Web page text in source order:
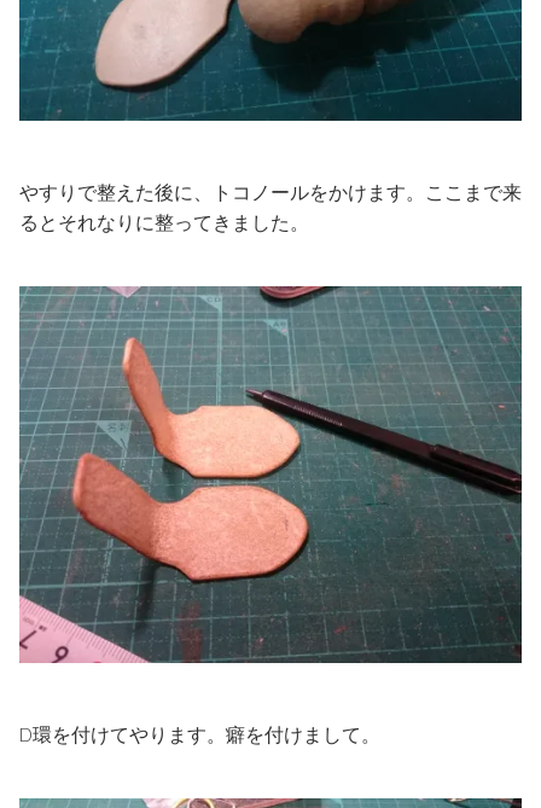
やすりで整えた後に、トコノールをかけます。ここまで来
るとそれなりに整ってきました。
D環を付けてやります。癖を付けまして。